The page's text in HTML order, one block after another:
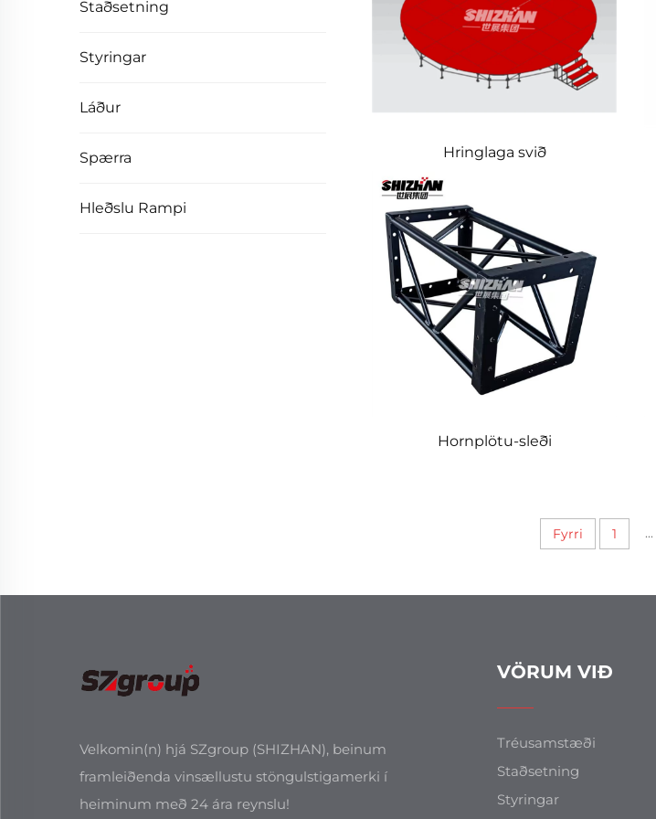
Staðsetning
Styringar
Láður
Spærra
Hleðslu Rampi
Hringlaga svið
Hornplötu-sleði
Fyrri 1 ...
Velkomin(n) hjá SZgroup (SHIZHAN), beinum
framleiðenda vinsællustu stöngulstigamerki í
heiminum með 24 ára reynslu!
VÖRUM VIÐ
Tréusamstæði
Staðsetning
Styringar